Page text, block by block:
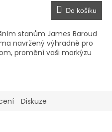
Do košíku
stanům James Baroud
navržený výhradně pro
promění vaši markýzu
Diskuze